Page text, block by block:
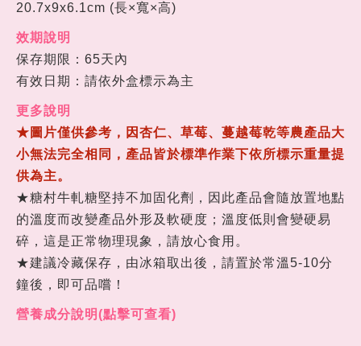
20.7x9x6.1cm (長×寬×高)
效期說明
保存期限：65天內
有效日期：請依外盒標示為主
更多說明
★圖片僅供參考，因杏仁、草莓、蔓越莓乾等農產品大
小無法完全相同，產品皆於標準作業下依所標示重量提
供為主。
★糖村牛軋糖堅持不加固化劑，因此產品會隨放置地點
的溫度而改變產品外形及軟硬度；溫度低則會變硬易
碎，這是正常物理現象，請放心食用。
★建議冷藏保存，由冰箱取出後，請置於常溫5-10分
鐘後，即可品嚐！
營養成分說明(點擊可查看)